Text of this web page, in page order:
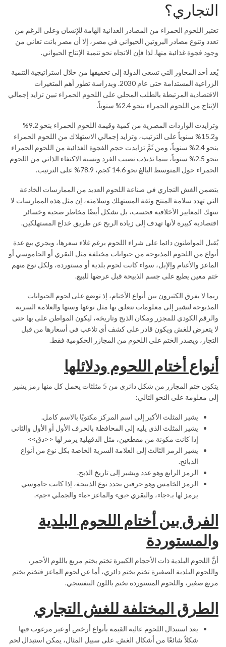
التجاري؟
تعتبر اللحوم الحمراء من المصادر الغذائية الهامة للإنسان وعلى الرغم من
تعدد وتنوع مصادر البروتين الحيواني في مصر، إلا أن مصر باتت تعاني من
وجود فجوة غذائية منها. لذا فإن الاتجاه نحو تنمية الإنتاج الحيواني.
يُعد أحد المحاور التي تسعى الدولة إلى تحقيقها من خلال استراتيجية التنمية
الزراعية المستدامة حتى عام 2030. وبدراسة تطور أهم المتغيرات
الاقتصادية المرتبطة بالطلب المحلي على اللحوم الحمراء تبين تزايد إجمالي
الإنتاج من اللحوم الحمراء بنحو 2.4% سنوياً.
وتزايدت الواردات المصرية من كمية وقيمة اللحوم الحمراء بنحو 9.2%
و15.2% سنوياً على الترتيب، وتزايد إجمالي الاستهلاك من اللحوم الحمراء
بنحو 2.4% سنوياً، ومن ثَمَّ تزايدت حجم الفجوة الغذائية من اللحوم الحمراء
بنحو 2.5% سنوياً، بينما تذبذب نصيب الفرد ونسبة الاكتفاء الذاتي من اللحوم
الحمراء حول المتوسط البالغ نحو 14.6 كجم، 78.9% على الترتيب.
يتضمن الغش التجاري في صناعة اللحوم العديد من الممارسات الخادعة
التي تهدد سلامة المنتج وثقة المستهلك وسلامته، إن مثل هذه الممارسات لا
تنتهك المعايير الأخلاقية فحسب، بل تشكل أيضًا مخاطر صحية وخسائر
اقتصادية كبيرة لأنها تهدف إلى زيادة الربح عن طريق خداع المستهلكين.
يُقبل المواطنون دائما على شراء اللحوم برغم غلاء سعرها، ويجري بيع عدة
أنواع من اللحوم المذبوحة من حيوانات مختلفة مثل البقري أو الجاموسي أو
الماعز والأغنام وإلإبل، سواء كانت لحوم بلدية أو مستوردة، ولكل نوع منهم
ختم معين يطبع على جسم الذبيحة قبل عرضها للبيع.
ربما لا يفرق الكثيرون بين أنواع الأختام، إذ توضع على لحوم الحيوانات
المذبوحة لتشير إلى معلومات تتعلق بها مثل نوعها وسنها والعلامة السرية
والرقم الكودي للمجزر ومكان الذبح وتاريخه، ليكون المواطن على بها حتى
لا يتعرض للغش ويكون قادر على كشف أي تلاعب في أسعارها من قبل
التجار، ويصدر الختم على اللحوم من المجازر الحكومية فقط.
أنواع أختام اللحوم ودلائلها
يتكون ختم المجازر من شكل دائري من 5 مثلثات يحمل كل منها رمز يشير
إلى معلومة على النحو التالي:
يشير المثلث الأكبر إلى اسم المركز مكتوبًا بالاسم كامل.
يشير المثلث الذي يليه إلى المحافظة بالحرف الأول أو الأول والثاني
إذا كانت مكونة من مقطعين، مثل الدقهلية يرمز لها <<دق>>
يشير الرمز الثالث إلى العلامة السرية الخاصة بكل نوع من أنواع
الذبائح.
الرمز الرابع وهو عدد ويشير إلى تاريخ الذبح.
الرمز الخامس وهو حرفين يحدد نوع الذبيحة، إذا كانت جاموسي
يرمز لها بـ«جا»، والبقري «بق» والماعز «ما» والجملي «جم».
الفرق بين أختام اللحوم البلدية
والمستوردة
أنَّ اللحوم البلدية ذات الأحجام الكبيرة تختم بختم مربع باللوم الأحمر،
واللحوم البلدية الصغيرة تختم بختم دائري، أما عن لحوم الماعز فتختم بختم
مربع صغير، واللحوم المستوردة تختم باللون البنفسجي.
الطرق المختلفة للغش التجاري
يعد استبدال اللحوم عالية القيمة بأنواع أرخص أو غير مرغوب فيها
شكلاً شائعًا من أشكال الغش. على سبيل المثال، يمكن استبدال لحم